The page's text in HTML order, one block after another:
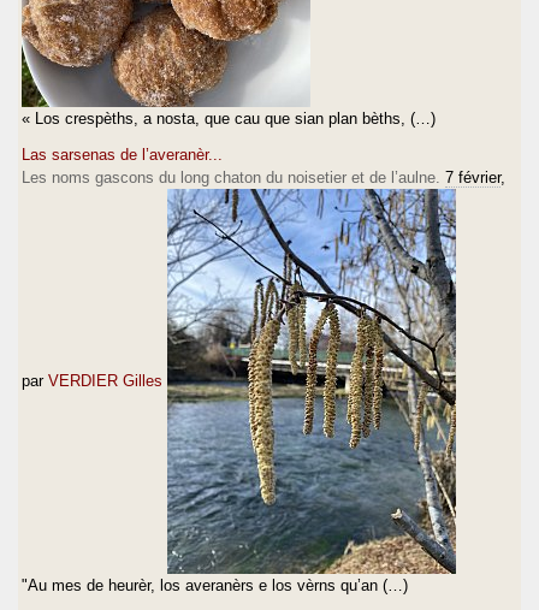
« Los crespèths, a nosta, que cau que sian plan bèths, (…)
Las sarsenas de l’averanèr...
Les noms gascons du long chaton du noisetier et de l’aulne. 7 février,
par VERDIER Gilles
"Au mes de heurèr, los averanèrs e los vèrns qu’an (…)